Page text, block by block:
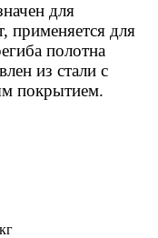
для
применяется для
полотна
из стали с
покрытием.